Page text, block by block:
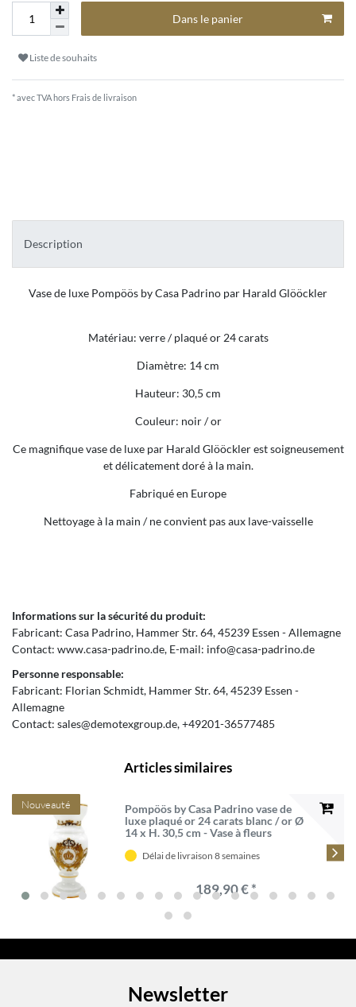
Dans le panier
Liste de souhaits
* avec TVA hors Frais de livraison
Description
Vase de luxe Pompöös by Casa Padrino par Harald Glööckler
Matériau: verre / plaqué or 24 carats
Diamètre: 14 cm
Hauteur: 30,5 cm
Couleur: noir / or
Ce magnifique vase de luxe par Harald Glööckler est soigneusement
et délicatement doré à la main.
Fabriqué en Europe
Nettoyage à la main / ne convient pas aux lave-vaisselle
Informations sur la sécurité du produit:
Fabricant: Casa Padrino Hammer Str.64 45239 Essen
Allemagne
Contact: www.casa-padrino.de E-mail: info@casa-padrino.de
Personne responsable:
Fabricant: Florian Schmidt Hammer Str.64 45239 Essen
Allemagne
Contact: sales@demotexgroup.de +49201-36577485
Articles similaires
Nouveauté
Pompöös by Casa Padrino vase de
luxe plaqué or 24 carats blanc / or Ø
14 x H. 30,5 cm - Vase à fleurs
Glööckler
Délai de livraison 8 semaines
189,90 € *
Newsletter